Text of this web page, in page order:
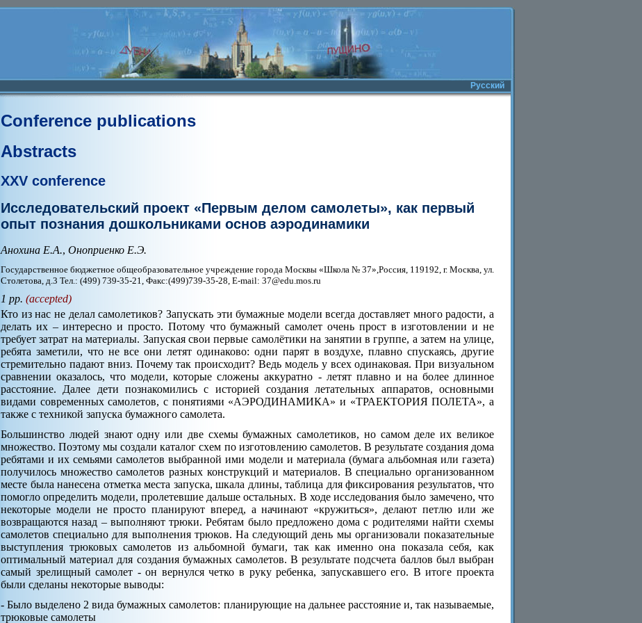
Русский
Conference publications
Abstracts
XXV conference
Исследовательский проект «Первым делом самолеты», как первый
опыт познания дошкольниками основ аэродинамики
Анохина Е.А., Оноприенко Е.Э.
Государственное бюджетное общеобразовательное учреждение города Москвы «Школа № 37»,Россия, 119192, г. Москва, ул.
Столетова, д.3 Тел.: (499) 739-35-21, Факс:(499)739-35-28, E-mail: 37@edu.mos.ru
1 pp. (accepted)
Кто из нас не делал самолетиков? Запускать эти бумажные модели всегда доставляет много радости, а
делать их – интересно и просто. Потому что бумажный самолет очень прост в изготовлении и не
требует затрат на материалы. Запуская свои первые самолётики на занятии в группе, а затем на улице,
ребята заметили, что не все они летят одинаково: одни парят в воздухе, плавно спускаясь, другие
стремительно падают вниз. Почему так происходит? Ведь модель у всех одинаковая. При визуальном
сравнении оказалось, что модели, которые сложены аккуратно - летят плавно и на более длинное
расстояние. Далее дети познакомились с историей создания летательных аппаратов, основными
видами современных самолетов, с понятиями «АЭРОДИНАМИКА» и «ТРАЕКТОРИЯ ПОЛЕТА», а
также с техникой запуска бумажного самолета.
Большинство людей знают одну или две схемы бумажных самолетиков, но самом деле их великое
множество. Поэтому мы создали каталог схем по изготовлению самолетов. В результате создания дома
ребятами и их семьями самолетов выбранной ими модели и материала (бумага альбомная или газета)
получилось множество самолетов разных конструкций и материалов. В специально организованном
месте была нанесена отметка места запуска, шкала длины, таблица для фиксирования результатов, что
помогло определить модели, пролетевшие дальше остальных. В ходе исследования было замечено, что
некоторые модели не просто планируют вперед, а начинают «кружиться», делают петлю или же
возвращаются назад – выполняют трюки. Ребятам было предложено дома с родителями найти схемы
самолетов специально для выполнения трюков. На следующий день мы организовали показательные
выступления трюковых самолетов из альбомной бумаги, так как именно она показала себя, как
оптимальный материал для создания бумажных самолетов. В результате подсчета баллов был выбран
самый зрелищный самолет - он вернулся четко в руку ребенка, запускавшего его. В итоге проекта
были сделаны некоторые выводы:
- Было выделено 2 вида бумажных самолетов: планирующие на дальнее расстояние и, так называемые,
трюковые самолеты